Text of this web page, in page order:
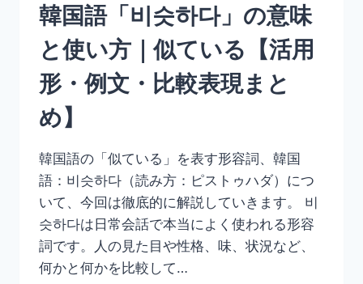
出
す
【活
用
形・
例
語
ま
と
め】
韓国語「비슷하다」の意味
と使い方｜似ている【活用
形・例文・比較表現まと
め】
韓国語の「似ている」を表す形容詞、韓国
語：비슷하다（読み方：ピストゥハダ）につ
いて、今回は徹底的に解説していきます。 비
슷하다は日常会話で本当によく使われる形容
詞です。人の見た目や性格、味、状況など、
何かと何かを比較して…